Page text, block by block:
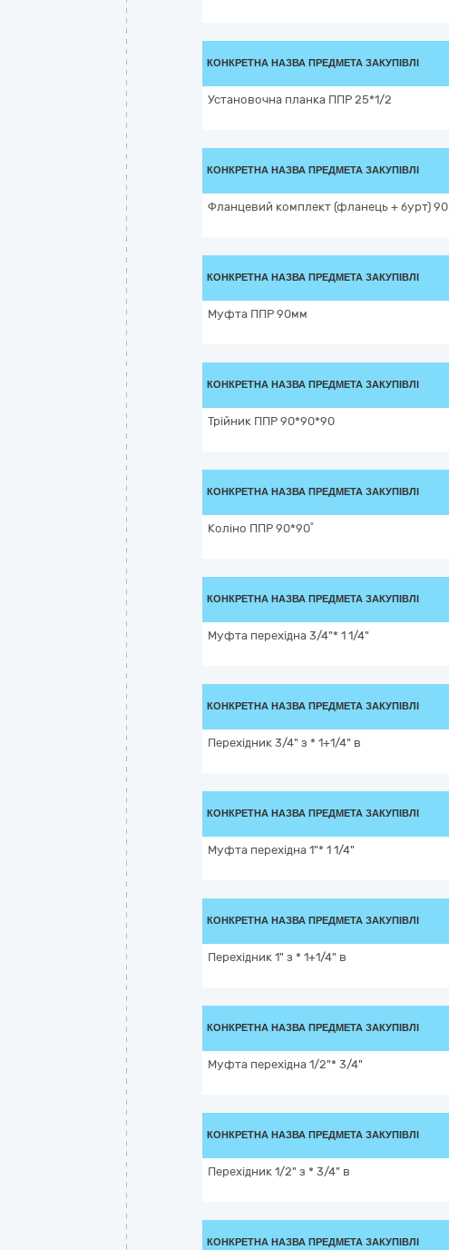
КОНКРЕТНА НАЗВА ПРЕДМЕТА ЗАКУПІВЛІ
Установочна планка ППР 25*1/2
КОНКРЕТНА НАЗВА ПРЕДМЕТА ЗАКУПІВЛІ
Фланцевий комплект (фланець + бурт) 90
КОНКРЕТНА НАЗВА ПРЕДМЕТА ЗАКУПІВЛІ
Муфта ППР 90мм
КОНКРЕТНА НАЗВА ПРЕДМЕТА ЗАКУПІВЛІ
Трійник ППР 90*90*90
КОНКРЕТНА НАЗВА ПРЕДМЕТА ЗАКУПІВЛІ
Коліно ППР 90*90˚
КОНКРЕТНА НАЗВА ПРЕДМЕТА ЗАКУПІВЛІ
Муфта перехідна 3/4"* 1 1/4"
КОНКРЕТНА НАЗВА ПРЕДМЕТА ЗАКУПІВЛІ
Перехідник 3/4" з * 1+1/4" в
КОНКРЕТНА НАЗВА ПРЕДМЕТА ЗАКУПІВЛІ
Муфта перехідна 1"* 1 1/4"
КОНКРЕТНА НАЗВА ПРЕДМЕТА ЗАКУПІВЛІ
Перехідник 1" з * 1+1/4" в
КОНКРЕТНА НАЗВА ПРЕДМЕТА ЗАКУПІВЛІ
Муфта перехідна 1/2"* 3/4"
КОНКРЕТНА НАЗВА ПРЕДМЕТА ЗАКУПІВЛІ
Перехідник 1/2" з * 3/4" в
КОНКРЕТНА НАЗВА ПРЕДМЕТА ЗАКУПІВЛІ